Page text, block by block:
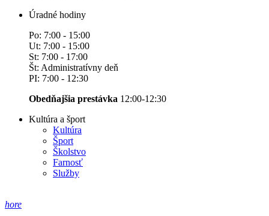
Úradné hodiny
Po: 7:00 - 15:00
Ut: 7:00 - 15:00
St: 7:00 - 17:00
Št: Administratívny deň
PI: 7:00 - 12:30
Obedňajšia prestávka 12:00-12:30
Kultúra a šport
Kultúra
Šport
Školstvo
Farnosť
Služby
hore